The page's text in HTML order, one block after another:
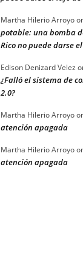
Martha Hilerio Arroyo
potable: una bomba
Rico no puede darse
Edison Denizard Velez
¿Falló el sistema de
2.0?
Martha Hilerio Arroyo
atención apagada
Martha Hilerio Arroyo
atención apagada